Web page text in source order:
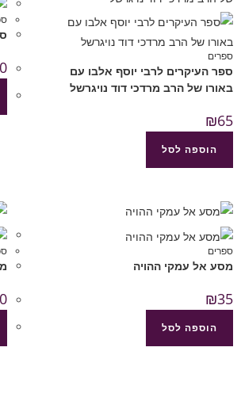
ספרים
ספר העיקרים לרבי יוסף אלבו עם
באורו של הרב מרדכי דוד נויגרשל
₪65
הוספה לסל
ספרים
מסע אל עמקי ההויה
₪35
הוספה לסל